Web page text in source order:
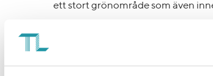
ett stort grönområde som även
TL Bygg har sedan tidigare byggt